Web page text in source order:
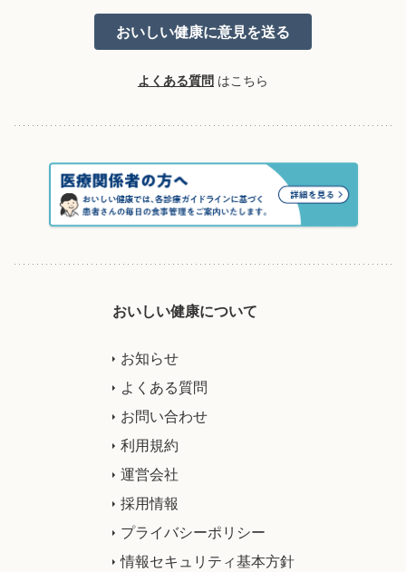
よくある質問 はこちら
おいしい健康について
お知らせ
よくある質問
お問い合わせ
利用規約
運営会社
採用情報
プライバシーポリシー
情報セキュリティ基本方針